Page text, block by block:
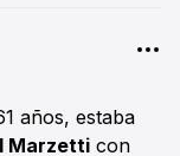
años, estaba
Marzetti con